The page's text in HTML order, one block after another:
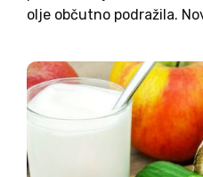
olje občutno podražila.
avgusta. Ministrstvo za
energetiko je objavilo